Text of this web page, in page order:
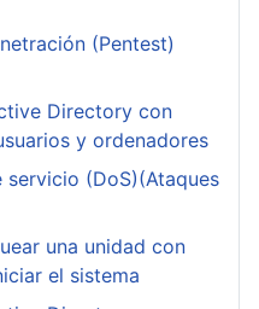
(Pentest)
Directory con
y ordenadores
(DoS)(Ataques
una unidad con
el sistema